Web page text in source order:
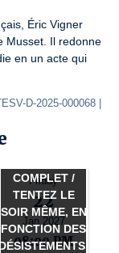
Éric Vigner
Musset. Il redonne
en un acte qui
D-2025-000068 |
Friday
22
Jan 2027
08:00 PM
COMPLET /
TENTEZ LE
SOIR MÊME, EN
FONCTION DES
DÉSISTEMENTS.